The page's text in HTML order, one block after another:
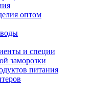
оптом
и специи
заморозки
питания